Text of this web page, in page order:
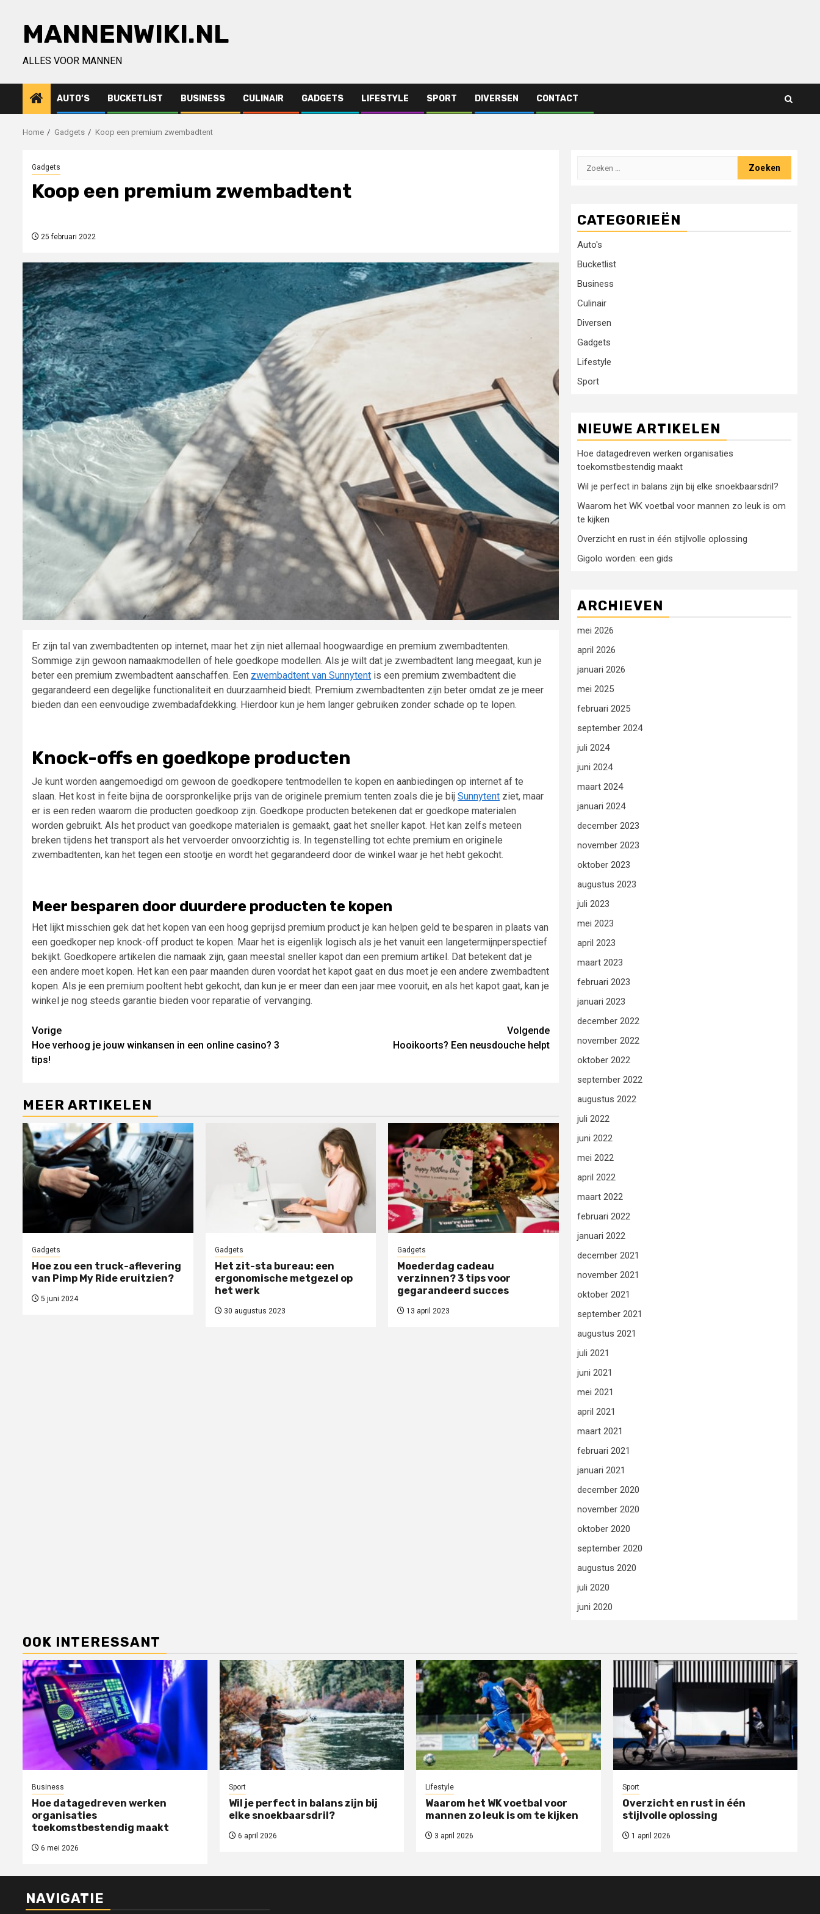
MANNENWIKI.NL
ALLES VOOR MANNEN
AUTO’S BUCKETLIST BUSINESS CULINAIR GADGETS LIFESTYLE SPORT DIVERSEN CONTACT
Home Gadgets Koop een premium zwembadtent
Gadgets
Koop een premium zwembadtent
25 februari 2022
Er zijn tal van zwembadtenten op internet, maar het zijn niet allemaal hoogwaardige en premium zwembadtenten.
Sommige zijn gewoon namaakmodellen of hele goedkope modellen. Als je wilt dat je zwembadtent lang meegaat, kun je
beter een premium zwembadtent aanschaffen. Een zwembadtent van Sunnytent is een premium zwembadtent die
gegarandeerd een degelijke functionaliteit en duurzaamheid biedt. Premium zwembadtenten zijn beter omdat ze je meer
bieden dan een eenvoudige zwembadafdekking. Hierdoor kun je hem langer gebruiken zonder schade op te lopen.
Knock-offs en goedkope producten
Je kunt worden aangemoedigd om gewoon de goedkopere tentmodellen te kopen en aanbiedingen op internet af te
slaan. Het kost in feite bijna de oorspronkelijke prijs van de originele premium tenten zoals die je bij Sunnytent ziet, maar
er is een reden waarom die producten goedkoop zijn. Goedkope producten betekenen dat er goedkope materialen
worden gebruikt. Als het product van goedkope materialen is gemaakt, gaat het sneller kapot. Het kan zelfs meteen
breken tijdens het transport als het vervoerder onvoorzichtig is. In tegenstelling tot echte premium en originele
zwembadtenten, kan het tegen een stootje en wordt het gegarandeerd door de winkel waar je het hebt gekocht.
Meer besparen door duurdere producten te kopen
Het lijkt misschien gek dat het kopen van een hoog geprijsd premium product je kan helpen geld te besparen in plaats van
een goedkoper nep knock-off product te kopen. Maar het is eigenlijk logisch als je het vanuit een langetermijnperspectief
bekijkt. Goedkopere artikelen die namaak zijn, gaan meestal sneller kapot dan een premium artikel. Dat betekent dat je
een andere moet kopen. Het kan een paar maanden duren voordat het kapot gaat en dus moet je een andere zwembadtent
kopen. Als je een premium pooltent hebt gekocht, dan kun je er meer dan een jaar mee vooruit, en als het kapot gaat, kan je
winkel je nog steeds garantie bieden voor reparatie of vervanging.
Lees
verder
Vorige
Hoe verhoog je jouw winkansen in een online casino? 3
tips!
Volgende
Hooikoorts? Een neusdouche helpt
MEER ARTIKELEN
Gadgets
Hoe zou een truck-aflevering
van Pimp My Ride eruitzien?
5 juni 2024
Gadgets
Het zit-sta bureau: een
ergonomische metgezel op
het werk
30 augustus 2023
Gadgets
Moederdag cadeau
verzinnen? 3 tips voor
gegarandeerd succes
13 april 2023
Zoeken
CATEGORIEËN
Auto's
Bucketlist
Business
Culinair
Diversen
Gadgets
Lifestyle
Sport
NIEUWE ARTIKELEN
Hoe datagedreven werken organisaties
toekomstbestendig maakt
Wil je perfect in balans zijn bij elke snoekbaarsdril?
Waarom het WK voetbal voor mannen zo leuk is om
te kijken
Overzicht en rust in één stijlvolle oplossing
Gigolo worden: een gids
ARCHIEVEN
mei 2026
april 2026
januari 2026
mei 2025
februari 2025
september 2024
juli 2024
juni 2024
maart 2024
januari 2024
december 2023
november 2023
oktober 2023
augustus 2023
juli 2023
mei 2023
april 2023
maart 2023
februari 2023
januari 2023
december 2022
november 2022
oktober 2022
september 2022
augustus 2022
juli 2022
juni 2022
mei 2022
april 2022
maart 2022
februari 2022
januari 2022
december 2021
november 2021
oktober 2021
september 2021
augustus 2021
juli 2021
juni 2021
mei 2021
april 2021
maart 2021
februari 2021
januari 2021
december 2020
november 2020
oktober 2020
september 2020
augustus 2020
juli 2020
juni 2020
OOK INTERESSANT
Business
Hoe datagedreven werken
organisaties
toekomstbestendig maakt
6 mei 2026
Sport
Wil je perfect in balans zijn bij
elke snoekbaarsdril?
6 april 2026
Lifestyle
Waarom het WK voetbal voor
mannen zo leuk is om te kijken
3 april 2026
Sport
Overzicht en rust in één
stijlvolle oplossing
1 april 2026
NAVIGATIE